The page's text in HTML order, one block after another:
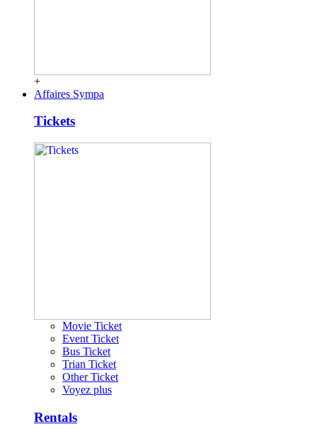
+
Affaires Sympa
Tickets
Movie Ticket
Event Ticket
Bus Ticket
Trian Ticket
Other Ticket
Voyez plus
Rentals